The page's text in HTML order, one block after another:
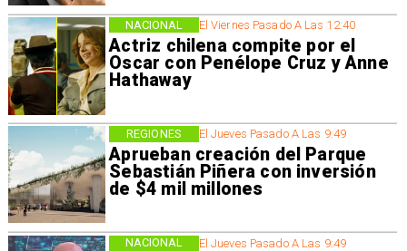
El Viernes Pasado A Las 12:40
Actriz chilena compite por el
Oscar con Penélope Cruz y Anne
Hathaway
NACIONAL
El Jueves Pasado A Las 9:49
Aprueban creación del Parque
Sebastián Piñera con inversión
de $4 mil millones
REGIONES
El Jueves Pasado A Las 9:49
NACIONAL